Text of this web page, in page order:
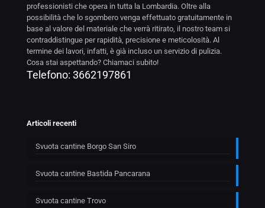
professionisti che opera in tutta la Lombardia. Oltre alla
possibilità che lo sgombero venga effettuato gratuitamente in
base al valore del materiale che verrà ritirato, il nostro team si
contraddistingue per rapidità, precisione e meticolosità. Al
termine dei lavori, infatti, è già incluso un servizio di pulizia.
Cosa stai aspettando? Chiamaci subito!
Telefono: 3662197861
Articoli recenti
Svuota cantine Borgo San Siro
Svuota cantine Bastida Pancarana
Svuota cantine Trovo